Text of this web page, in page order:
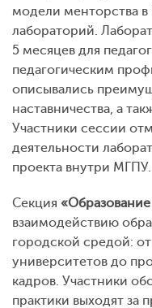
модели менторства
лабораторий.
5 месяцев для
педагогическим
описывались
наставничества, а
Участники сессии
деятельности
проекта внутри МГПУ.
Секция
взаимодействию
городской средой:
университетов до
кадров. Участники
практики выходят за